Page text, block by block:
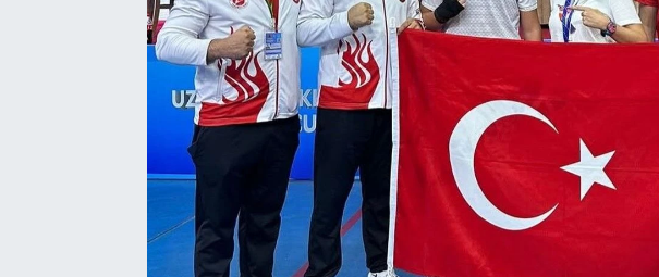
Cimnastik
Dans Sporları
Dövüş Sanatı